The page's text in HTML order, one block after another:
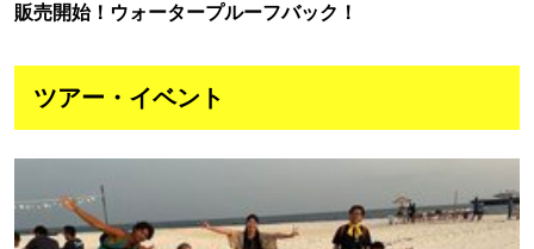
販売開始！ウォータープルーフバック！
ツアー・イベント